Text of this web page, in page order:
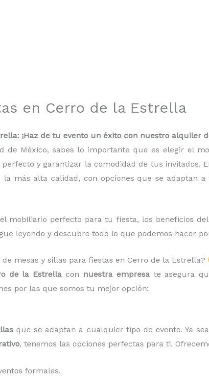
en Cerro de la Estrella
¡Haz de tu evento un éxito con nuestro alquiler
de México, sabes lo importante que es elegir el
y garantizar la comodidad de tus invitados.
la más alta calidad, con opciones que se adaptan a
mobiliario perfecto para tu fiesta, los beneficios
leyendo y descubre todo lo que podemos hacer
mesas y sillas para fiestas en Cerro de la Estrella?
de la Estrella con nuestra empresate asegura
por las que somos tu mejor opción:
que se adaptan a cualquier tipo de evento. Ya
, tenemos las opciones perfectas para ti.
formales.